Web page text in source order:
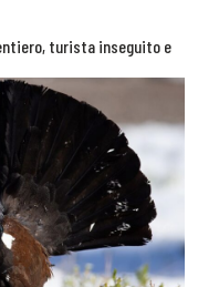
turista inseguito e